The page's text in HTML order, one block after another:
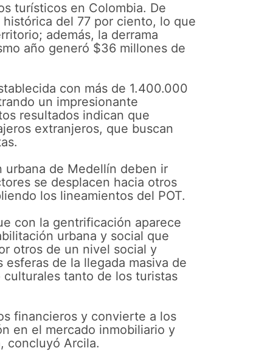
turísticos en Colombia. De
del 77 por ciento, lo que
además, la derrama
año generó $36 millones de
con más de 1.400.000
un impresionante
resultados indican que
extranjeros, que buscan
urbana de Medellín deben ir
se desplacen hacia otros
los lineamientos del POT.
con la gentrificación aparece
urbana y social que
otros de un nivel social y
de la llegada masiva de
tanto de los turistas
financieros y convierte a los
en el mercado inmobiliario y
concluyó Arcila.